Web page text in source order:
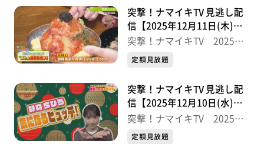
突撃！ナマイキTV 見逃し配
信【2025年12月11日(木)放
送分】
突撃！ナマイキTV 2025後
半
定額見放題
突撃！ナマイキTV 見逃し配
信【2025年12月10日(水)放
送分】
突撃！ナマイキTV 2025後
半
定額見放題